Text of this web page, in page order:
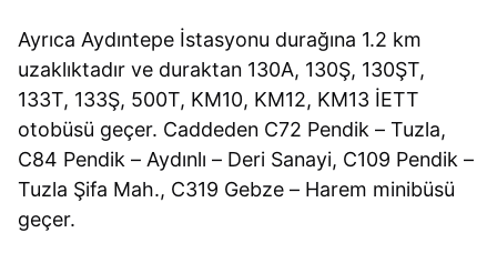
Ayrıca Aydıntepe İstasyonu durağına 1.2 km
uzaklıktadır ve duraktan 130A, 130Ş, 130ŞT,
133T, 133Ş, 500T, KM10, KM12, KM13 İETT
otobüsü geçer. Caddeden C72 Pendik – Tuzla,
C84 Pendik – Aydınlı – Deri Sanayi, C109 Pendik –
Tuzla Şifa Mah., C319 Gebze – Harem minibüsü
geçer.